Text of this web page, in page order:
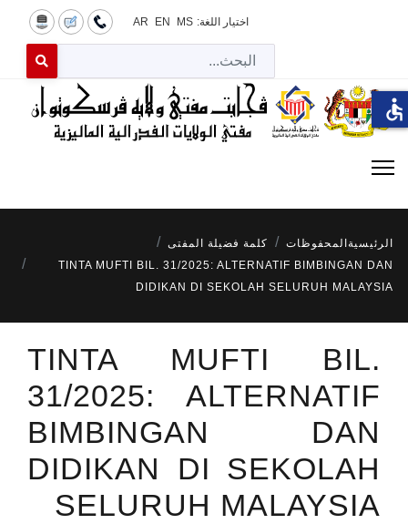
اختيار اللغة: MS
EN
AR
for results.
الرئيسية المحفوظات
كلمة فضيلة المفتى
TINTA MUFTI BIL. 31/2025: ALTERNATIF BIMBINGAN DAN
DIDIKAN DI SEKOLAH SELURUH MALAYSIA
TINTA MUFTI BIL.
31/2025: ALTERNATIF
BIMBINGAN DAN
DIDIKAN DI SEKOLAH
SELURUH MALAYSIA
accessible